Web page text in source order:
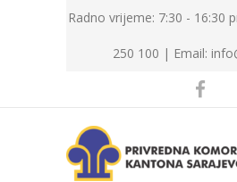
Radno vrijeme: 7:30 - 16:30
250 100 | Email: